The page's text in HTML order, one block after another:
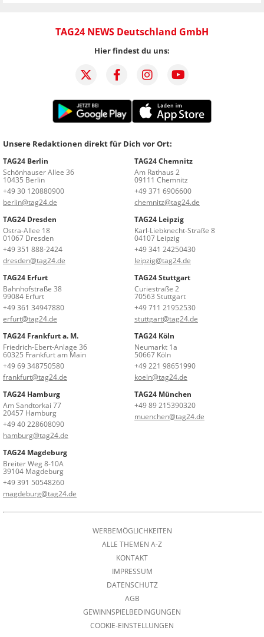
TAG24 NEWS Deutschland GmbH
Hier findest du uns:
Unsere Redaktionen direkt für Dich vor Ort:
TAG24 Berlin
Schönhauser Allee 36
10435 Berlin
+49 30 120880900
berlin@tag24.de
TAG24 Chemnitz
Am Rathaus 2
09111 Chemnitz
+49 371 6906600
chemnitz@tag24.de
TAG24 Dresden
Ostra-Allee 18
01067 Dresden
+49 351 888-2424
dresden@tag24.de
TAG24 Leipzig
Karl-Liebknecht-Straße 8
04107 Leipzig
+49 341 24250430
leipzig@tag24.de
TAG24 Erfurt
Bahnhofstraße 38
99084 Erfurt
+49 361 34947880
erfurt@tag24.de
TAG24 Stuttgart
Curiestraße 2
70563 Stuttgart
+49 711 21952530
stuttgart@tag24.de
TAG24 Frankfurt a. M.
Friedrich-Ebert-Anlage 36
60325 Frankfurt am Main
+49 69 348750580
frankfurt@tag24.de
TAG24 Köln
Neumarkt 1a
50667 Köln
+49 221 98651990
koeln@tag24.de
TAG24 Hamburg
Am Sandtorkai 77
20457 Hamburg
+49 40 228608090
hamburg@tag24.de
TAG24 München
+49 89 215390320
muenchen@tag24.de
TAG24 Magdeburg
Breiter Weg 8-10A
39104 Magdeburg
+49 391 50548260
magdeburg@tag24.de
WERBEMÖGLICHKEITEN
ALLE THEMEN A-Z
KONTAKT
IMPRESSUM
DATENSCHUTZ
AGB
GEWINNSPIELBEDINGUNGEN
COOKIE-EINSTELLUNGEN